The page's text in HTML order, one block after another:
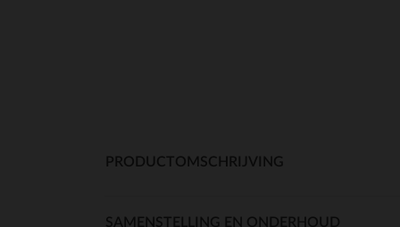
PRODUCTOMSCHRIJVING
SAMENSTELLING EN ONDERHOUD